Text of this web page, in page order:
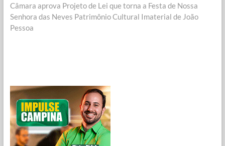
post:
Câmara aprova Projeto de Lei que torna a Festa de Nossa
Senhora das Neves Patrimônio Cultural Imaterial de João
Pessoa